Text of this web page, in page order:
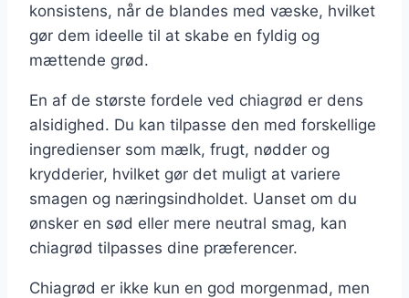
konsistens, når de blandes med væske, hvilket
gør dem ideelle til at skabe en fyldig og
mættende grød.
En af de største fordele ved chiagrød er dens
alsidighed. Du kan tilpasse den med forskellige
ingredienser som mælk, frugt, nødder og
krydderier, hvilket gør det muligt at variere
smagen og næringsindholdet. Uanset om du
ønsker en sød eller mere neutral smag, kan
chiagrød tilpasses dine præferencer.
Chiagrød er ikke kun en god morgenmad, men